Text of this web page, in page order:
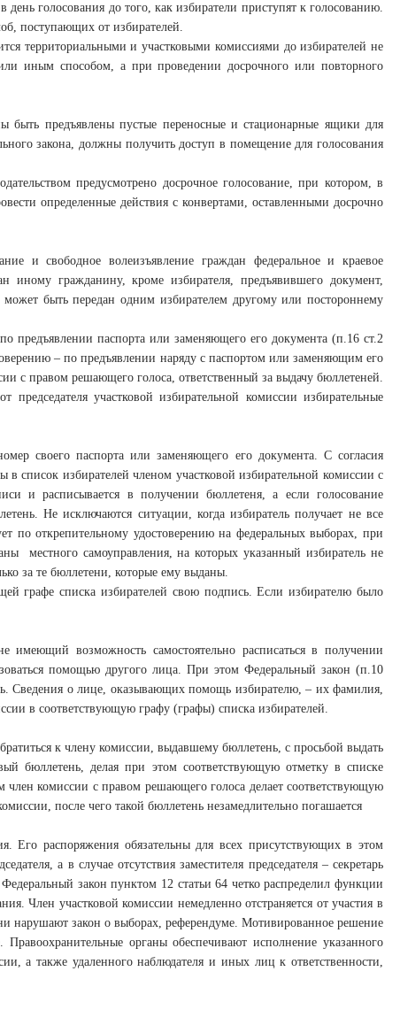
голосования до того, как избиратели приступят к голосованию.
поступающих от избирателей.
территориальными и участковыми комиссиями до избирателей не
иным способом, а при проведении досрочного или повторного
предъявлены пустые переносные и стационарные ящики для
закона, должны получить доступ в помещение для голосования
предусмотрено досрочное голосование, при котором, в
определенные действия с конвертами, оставленными досрочно
и свободное волеизъявление граждан федеральное и краевое
иному гражданину, кроме избирателя, предъявившего документ,
быть передан одним избирателем другому или постороннему
предъявлении паспорта или заменяющего его документа (п.16 ст.2
– по предъявлении наряду с паспортом или заменяющим его
с правом решающего голоса, ответственный за выдачу бюллетеней.
участковой избирательной комиссии избирательные
своего паспорта или заменяющего его документа. С согласия
список избирателей членом участковой избирательной комиссии с
и расписывается в получении бюллетеня, а если голосование
Не исключаются ситуации, когда избиратель получает не все
по открепительному удостоверению на федеральных выборах, при
местного самоуправления, на которых указанный избиратель не
за те бюллетени, которые ему выданы.
графе списка избирателей свою подпись. Если избирателю было
имеющий возможность самостоятельно расписаться в получении
помощью другого лица. При этом Федеральный закон (п.10
Сведения о лице, оказывающих помощь избирателю, – их фамилия,
в соответствующую графу (графы) списка избирателей.
к члену комиссии, выдавшему бюллетень, с просьбой выдать
бюллетень, делая при этом соответствующую отметку в списке
комиссии с правом решающего голоса делает соответствующую
после чего такой бюллетень незамедлительно погашается
Его распоряжения обязательны для всех присутствующих в этом
а в случае отсутствия заместителя председателя – секретарь
закон пунктом 12 статьи 64 четко распределил функции
Член участковой комиссии немедленно отстраняется от участия в
нарушают закон о выборах, референдуме. Мотивированное решение
органы обеспечивают исполнение указанного
а также удаленного наблюдателя и иных лиц к ответственности,